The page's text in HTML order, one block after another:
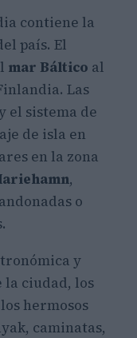
contiene la
país. El
mar Báltico al
Las
el sistema de
de isla en
en la zona
,
o
y
la ciudad, los
hermosos
caminatas,